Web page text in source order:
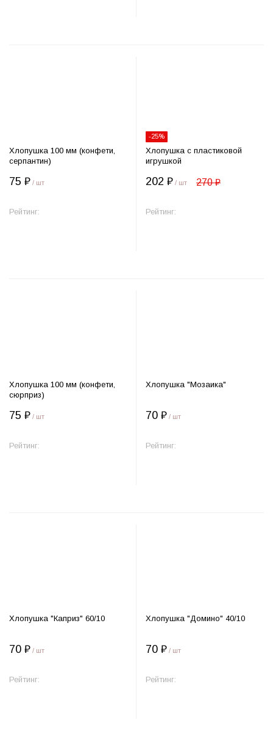
Хлопушка 100 мм (конфети,
серпантин)
75 ₽ / шт
Рейтинг:
-25%
Хлопушка с пластиковой
игрушкой
202 ₽ / шт 270 ₽
Рейтинг:
Хлопушка 100 мм (конфети,
сюрприз)
75 ₽ / шт
Рейтинг:
Хлопушка "Мозаика"
70 ₽ / шт
Рейтинг:
Хлопушка "Каприз" 60/10
70 ₽ / шт
Рейтинг:
Хлопушка "Домино" 40/10
70 ₽ / шт
Рейтинг: